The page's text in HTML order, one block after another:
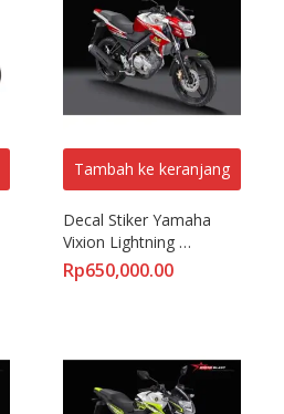
Tambah ke keranjang
Decal Stiker Yamaha
Vixion Lightning
Movistar
Rp650,000.00